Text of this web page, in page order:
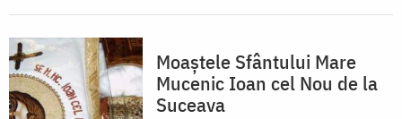
Moaștele Sfântului Mare
Mucenic Ioan cel Nou de la
Suceava